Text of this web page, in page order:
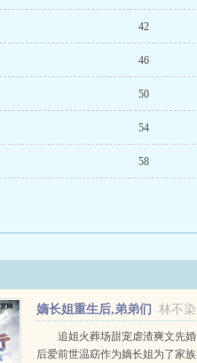
42
46
50
54
58
林不染
嫡长姐重生后,弟弟们
真香了追姐火葬场甜宠虐渣爽文先婚
后爱前世温窈作为嫡长姐为了家族